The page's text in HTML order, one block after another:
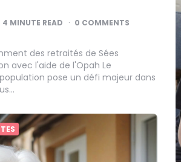
4 MINUTE READ 0 COMMENTS
des retraités de Sées
avec l'aide de l'Opah Le
pose un défi majeur dans